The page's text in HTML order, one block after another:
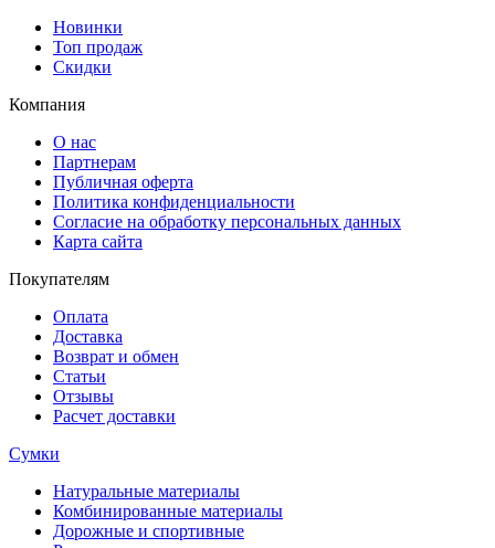
Новинки
Топ продаж
Скидки
Компания
О нас
Партнерам
Публичная оферта
Политика конфиденциальности
Согласие на обработку персональных данных
Карта сайта
Покупателям
Оплата
Доставка
Возврат и обмен
Статьи
Отзывы
Расчет доставки
Сумки
Натуральные материалы
Комбинированные материалы
Дорожные и спортивные